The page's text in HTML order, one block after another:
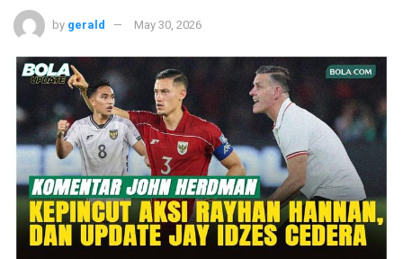
by gerald May 30, 2026